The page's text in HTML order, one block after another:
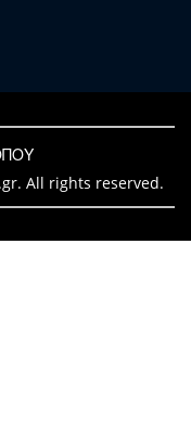
All rights reserved.